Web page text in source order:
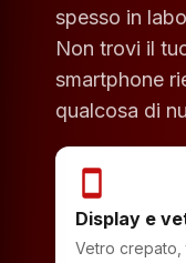
spesso in
Non trovi il
smartphone
qualcosa di
smartphone
Display e
Vetro crepato,